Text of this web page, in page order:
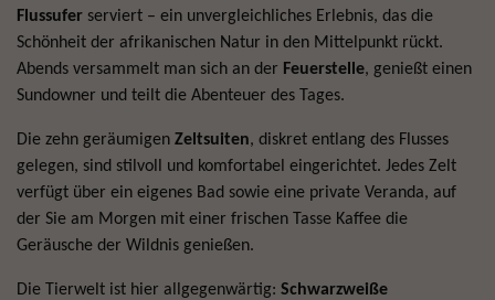
Flussufer serviert – ein unvergleichliches Erlebnis, das die
Schönheit der afrikanischen Natur in den Mittelpunkt rückt.
Abends versammelt man sich an der Feuerstelle, genießt einen
Sundowner und teilt die Abenteuer des Tages.
Die zehn geräumigen Zeltsuiten, diskret entlang des Flusses
gelegen, sind stilvoll und komfortabel eingerichtet. Jedes Zelt
verfügt über ein eigenes Bad sowie eine private Veranda, auf
der Sie am Morgen mit einer frischen Tasse Kaffee die
Geräusche der Wildnis genießen.
Die Tierwelt ist hier allgegenwärtig: Schwarzweiße